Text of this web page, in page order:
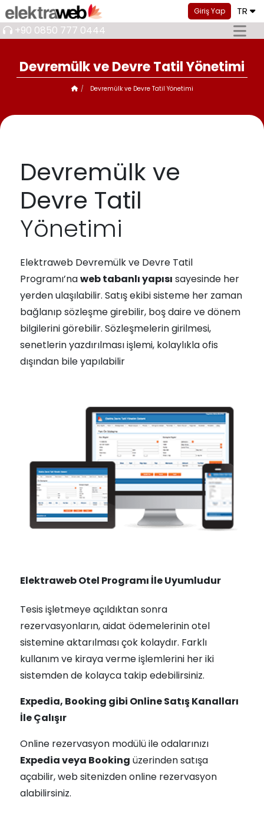
Giriş Yap TR
+90 0850 777 0444
Devremülk ve Devre Tatil Yönetimi
Devremülk ve Devre Tatil Yönetimi
Devremülk ve
Devre Tatil
Yönetimi
Elektraweb Devremülk ve Devre Tatil
Programı’naweb tabanlı yapısı sayesinde her
yerden ulaşılabilir. Satış ekibi sisteme her zaman
bağlanıp sözleşme girebilir, boş daire ve dönem
bilgilerini görebilir. Sözleşmelerin girilmesi,
senetlerin yazdırılması işlemi, kolaylıkla ofis
dışından bile yapılabilir
Elektraweb Otel Programı İle Uyumludur
Tesis işletmeye açıldıktan sonra
rezervasyonların, aidat ödemelerinin otel
sistemine aktarılması çok kolaydır. Farklı
kullanım ve kiraya verme işlemlerini her iki
sistemden de kolayca takip edebilirsiniz.
Expedia, Booking gibi Online Satış Kanalları
İle Çalışır
Online rezervasyon modülü ile odalarınızı
Expedia veya Booking üzerinden satışa
açabilir, web sitenizden online rezervasyon
alabilirsiniz.